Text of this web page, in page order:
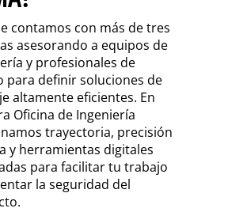
contamos con más de tres
asesorando a equipos de
y profesionales de
para definir soluciones de
altamente eficientes. En
Oficina de Ingeniería
trayectoria, precisión
y herramientas digitales
para facilitar tu trabajo
la seguridad del